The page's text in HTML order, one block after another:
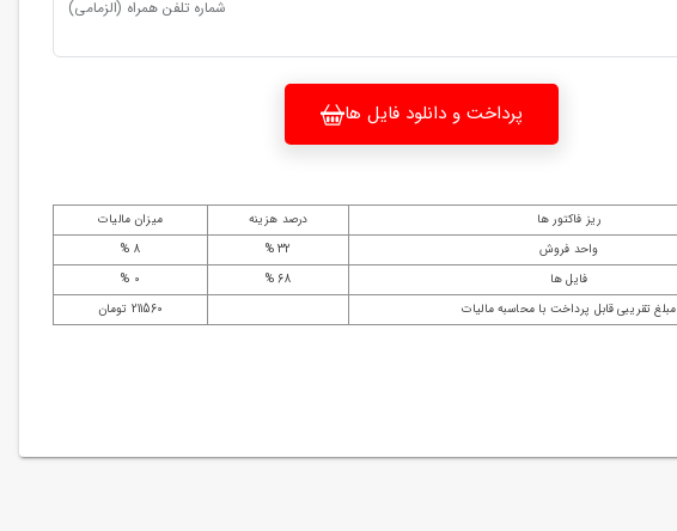
شماره تلفن همراه (الزمامی)
پرداخت و دانلود فایل ها
ریز فاکتور ها درصد هزینه
میزان مالیات
واحد فروش
32 %
8 %
فایل ها
68 %
0 %
مبلغ تقریبی قابل پرداخت با محاسبه مالیات
211560 تومان